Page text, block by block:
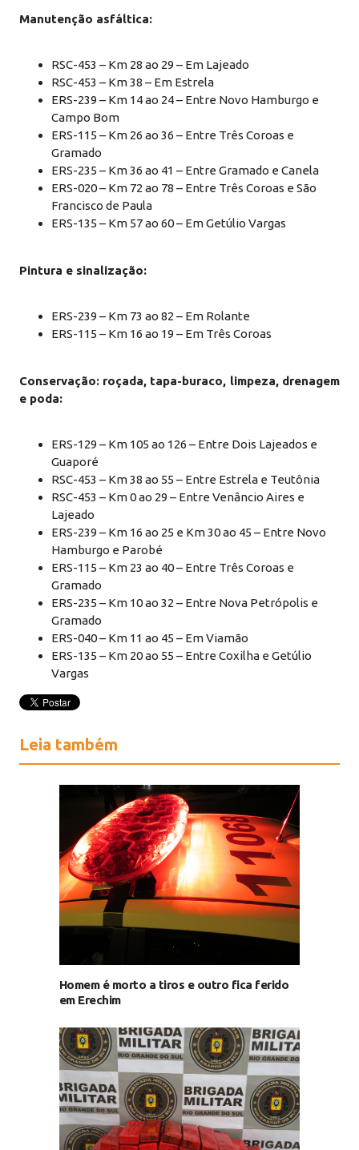
Manutenção asfáltica:
RSC-453 – Km 28 ao 29 – Em Lajeado
RSC-453 – Km 38 – Em Estrela
ERS-239 – Km 14 ao 24 – Entre Novo Hamburgo e
Campo Bom
ERS-115 – Km 26 ao 36 – Entre Três Coroas e
Gramado
ERS-235 – Km 36 ao 41 – Entre Gramado e Canela
ERS-020 – Km 72 ao 78 – Entre Três Coroas e São
Francisco de Paula
ERS-135 – Km 57 ao 60 – Em Getúlio Vargas
Pintura e sinalização:
ERS-239 – Km 73 ao 82 – Em Rolante
ERS-115 – Km 16 ao 19 – Em Três Coroas
Conservação: roçada, tapa-buraco, limpeza, drenagem
e poda:
ERS-129 – Km 105 ao 126 – Entre Dois Lajeados e
Guaporé
RSC-453 – Km 38 ao 55 – Entre Estrela e Teutônia
RSC-453 – Km 0 ao 29 – Entre Venâncio Aires e
Lajeado
ERS-239 – Km 16 ao 25 e Km 30 ao 45 – Entre Novo
Hamburgo e Parobé
ERS-115 – Km 23 ao 40 – Entre Três Coroas e
Gramado
ERS-235 – Km 10 ao 32 – Entre Nova Petrópolis e
Gramado
ERS-040 – Km 11 ao 45 – Em Viamão
ERS-135 – Km 20 ao 55 – Entre Coxilha e Getúlio
Vargas
Leia também
Homem é morto a tiros e outro fica ferido
em Erechim